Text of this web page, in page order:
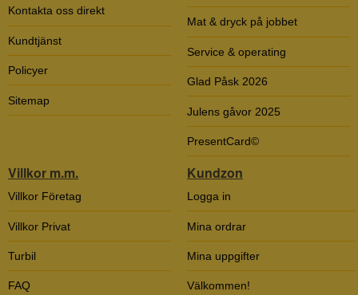
Kontakta oss direkt
Kundtjänst
Policyer
Sitemap
Mat & dryck på jobbet
Service & operating
Glad Påsk 2026
Julens gåvor 2025
PresentCard©
Villkor m.m.
Villkor Företag
Villkor Privat
Turbil
FAQ
Kundzon
Logga in
Mina ordrar
Mina uppgifter
Välkommen!